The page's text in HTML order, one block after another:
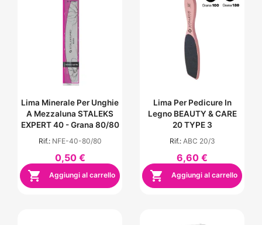
Lima Minerale Per Unghie
A Mezzaluna STALEKS
EXPERT 40 - Grana 80/80
Rif.: NFE-40-80/80
0,50 €
 Aggiungi al carrello
Lima Per Pedicure In
Legno BEAUTY & CARE
20 TYPE 3
Rif.: ABC 20/3
6,60 €
 Aggiungi al carrello